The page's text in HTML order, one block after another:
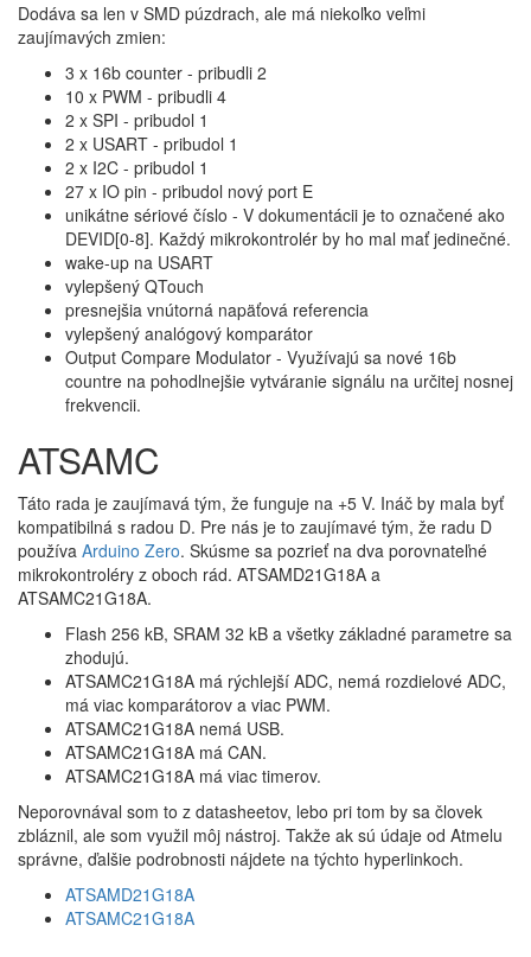
Dodáva sa len v SMD púzdrach, ale má niekoľko veľmi
zaujímavých zmien:
3 x 16b counter - pribudli 2
10 x PWM - pribudli 4
2 x SPI - pribudol 1
2 x USART - pribudol 1
2 x I2C - pribudol 1
27 x IO pin - pribudol nový port E
unikátne sériové číslo - V dokumentácii je to označené ako
DEVID[0-8]. Každý mikrokontrolér by ho mal mať jedinečné.
wake-up na USART
vylepšený QTouch
presnejšia vnútorná napäťová referencia
vylepšený analógový komparátor
Output Compare Modulator - Využívajú sa nové 16b
countre na pohodlnejšie vytváranie signálu na určitej nosnej
frekvencii.
ATSAMC
Táto rada je zaujímavá tým, že funguje na +5 V. Ináč by mala byť
kompatibilná s radou D. Pre nás je to zaujímavé tým, že radu D
používa Arduino Zero. Skúsme sa pozrieť na dva porovnateľné
mikrokontroléry z oboch rád. ATSAMD21G18A a
ATSAMC21G18A.
Flash 256 kB, SRAM 32 kB a všetky základné parametre sa
zhodujú.
ATSAMC21G18A má rýchlejší ADC, nemá rozdielové ADC,
má viac komparátorov a viac PWM.
ATSAMC21G18A nemá USB.
ATSAMC21G18A má CAN.
ATSAMC21G18A má viac timerov.
Neporovnával som to z datasheetov, lebo pri tom by sa človek
zbláznil, ale som využil môj nástroj. Takže ak sú údaje od Atmelu
správne, ďalšie podrobnosti nájdete na týchto hyperlinkoch.
ATSAMD21G18A
ATSAMC21G18A